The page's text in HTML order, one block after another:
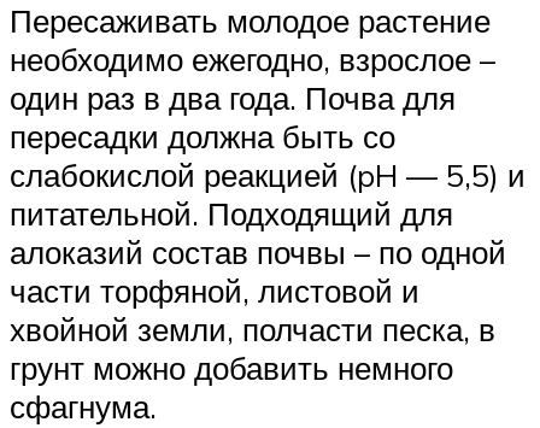
Пересаживать молодое растение
необходимо ежегодно, взрослое –
один раз в два года. Почва для
пересадки должна быть со
слабокислой реакцией (pH — 5,5) и
питательной. Подходящий для
алоказий состав почвы – по одной
части торфяной, листовой и
хвойной земли, полчасти песка, в
грунт можно добавить немного
сфагнума.